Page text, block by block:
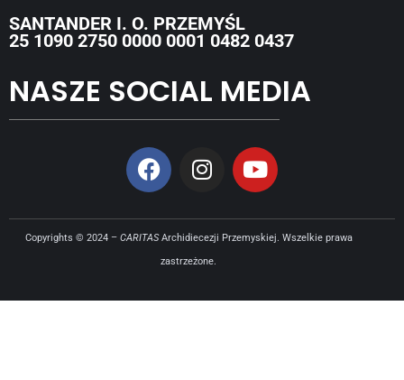
SANTANDER I. O. PRZEMYŚL
25 1090 2750 0000 0001 0482 0437
NASZE SOCIAL MEDIA
Copyrights © 2024 – CARITASArchidiecezji Przemyskiej. Wszelkie prawa
zastrzeżone.